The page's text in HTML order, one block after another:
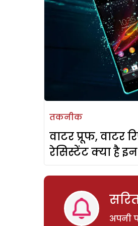
तकनीक
वाटर प्रूफ, वाटर
रेसिस्टेंट क्या है
अपनी